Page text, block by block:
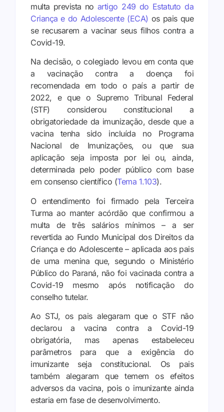
multa prevista no artigo 249 do Estatuto da
Criança e do Adolescente (ECA) os pais que
se recusarem a vacinar seus filhos contra a
Covid-19.
Na decisão, o colegiado levou em conta que
a vacinação contra a doença foi
recomendada em todo o país a partir de
2022, e que o Supremo Tribunal Federal
(STF) considerou constitucional a
obrigatoriedade da imunização, desde que a
vacina tenha sido incluída no Programa
Nacional de Imunizações, ou que sua
aplicação seja imposta por lei ou, ainda,
determinada pelo poder público com base
em consenso científico (Tema 1.103).
O entendimento foi firmado pela Terceira
Turma ao manter acórdão que confirmou a
multa de três salários mínimos – a ser
revertida ao Fundo Municipal dos Direitos da
Criança e do Adolescente – aplicada aos pais
de uma menina que, segundo o Ministério
Público do Paraná, não foi vacinada contra a
Covid-19 mesmo após notificação do
conselho tutelar.
Ao STJ, os pais alegaram que o STF não
declarou a vacina contra a Covid-19
obrigatória, mas apenas estabeleceu
parâmetros para que a exigência do
imunizante seja constitucional. Os pais
também alegaram que temem os efeitos
adversos da vacina, pois o imunizante ainda
estaria em fase de desenvolvimento.